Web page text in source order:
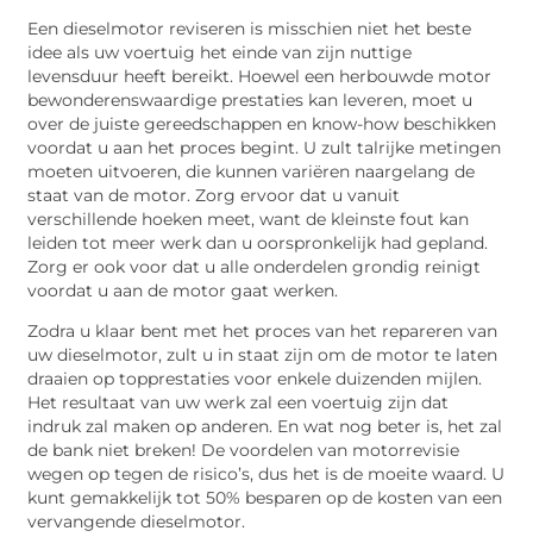
Een dieselmotor reviseren is misschien niet het beste
idee als uw voertuig het einde van zijn nuttige
levensduur heeft bereikt. Hoewel een herbouwde motor
bewonderenswaardige prestaties kan leveren, moet u
over de juiste gereedschappen en know-how beschikken
voordat u aan het proces begint. U zult talrijke metingen
moeten uitvoeren, die kunnen variëren naargelang de
staat van de motor. Zorg ervoor dat u vanuit
verschillende hoeken meet, want de kleinste fout kan
leiden tot meer werk dan u oorspronkelijk had gepland.
Zorg er ook voor dat u alle onderdelen grondig reinigt
voordat u aan de motor gaat werken.
Zodra u klaar bent met het proces van het repareren van
uw dieselmotor, zult u in staat zijn om de motor te laten
draaien op topprestaties voor enkele duizenden mijlen.
Het resultaat van uw werk zal een voertuig zijn dat
indruk zal maken op anderen. En wat nog beter is, het zal
de bank niet breken! De voordelen van motorrevisie
wegen op tegen de risico’s, dus het is de moeite waard. U
kunt gemakkelijk tot 50% besparen op de kosten van een
vervangende dieselmotor.